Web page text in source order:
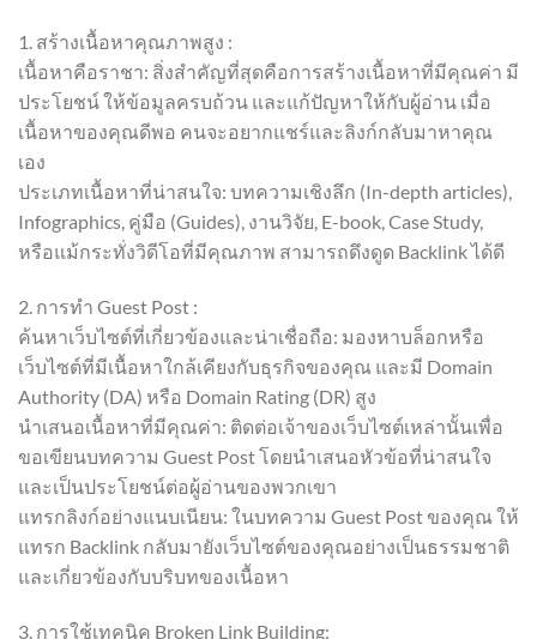
1. สร้างเนื้อหาคุณภาพสูง :
เนื้อหาคือราชา: สิ่งสำคัญที่สุดคือการสร้างเนื้อหาที่มีคุณค่า มี
ประโยชน์ ให้ข้อมูลครบถ้วน และแก้ปัญหาให้กับผู้อ่าน เมื่อ
เนื้อหาของคุณดีพอ คนจะอยากแชร์และลิงก์กลับมาหาคุณ
เอง
ประเภทเนื้อหาที่น่าสนใจ: บทความเชิงลึก (In-depth articles),
Infographics, คู่มือ (Guides), งานวิจัย, E-book, Case Study,
หรือแม้กระทั่งวิดีโอที่มีคุณภาพ สามารถดึงดูด Backlink ได้ดี
2. การทำ Guest Post :
ค้นหาเว็บไซต์ที่เกี่ยวข้องและน่าเชื่อถือ: มองหาบล็อกหรือ
เว็บไซต์ที่มีเนื้อหาใกล้เคียงกับธุรกิจของคุณ และมี Domain
Authority (DA) หรือ Domain Rating (DR) สูง
นำเสนอเนื้อหาที่มีคุณค่า: ติดต่อเจ้าของเว็บไซต์เหล่านั้นเพื่อ
ขอเขียนบทความ Guest Post โดยนำเสนอหัวข้อที่น่าสนใจ
และเป็นประโยชน์ต่อผู้อ่านของพวกเขา
แทรกลิงก์อย่างแนบเนียน: ในบทความ Guest Post ของคุณ ให้
แทรก Backlink กลับมายังเว็บไซต์ของคุณอย่างเป็นธรรมชาติ
และเกี่ยวข้องกับบริบทของเนื้อหา
3. การใช้เทคนิค Broken Link Building: